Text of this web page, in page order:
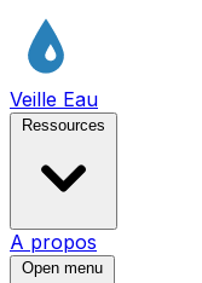
Veille Eau
Ressources
A propos
Open menu